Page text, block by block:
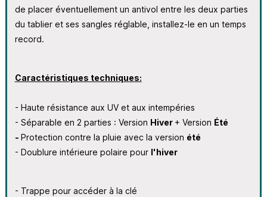
de placer éventuellement un antivol entre les deux parties
du tablier et ses sangles réglable, installez-le en un temps
record.
Caractéristiques techniques:
- Haute résistance aux UV et aux intempéries
- Séparable en 2 parties : Version Hiver + Version Été
- Protection contre la pluie avec la version été
- Doublure intérieure polaire pour l'hiver
- Trappe pour accéder à la clé